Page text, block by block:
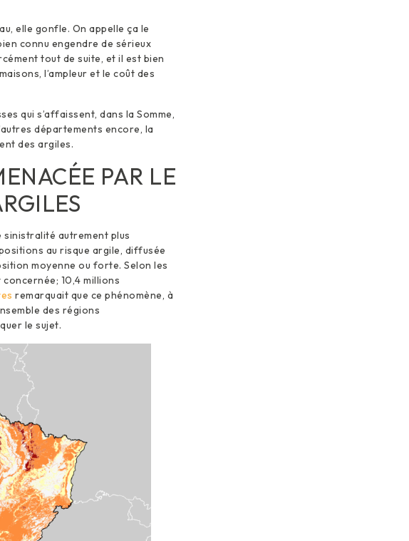
elle gonfle. On appelle ça le
connu engendre de sérieux
tout de suite, et il est bien
l’ampleur et le coût des
qui s’affaissent, dans la Somme,
départements encore, la
des argiles.
PAR LE
sinistralité autrement plus
au risque argile, diffusée
moyenne ou forte. Selon les
10,4 millions
remarquait que ce phénomène, à
des régions
le sujet.